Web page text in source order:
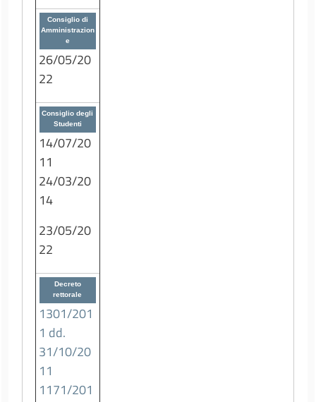
Consiglio di
Amministrazion
e
26/05/20
22
Consiglio degli
Studenti
14/07/20
11
24/03/20
14
23/05/20
22
Decreto
rettorale
1301/201
1 dd.
31/10/20
11
1171/201